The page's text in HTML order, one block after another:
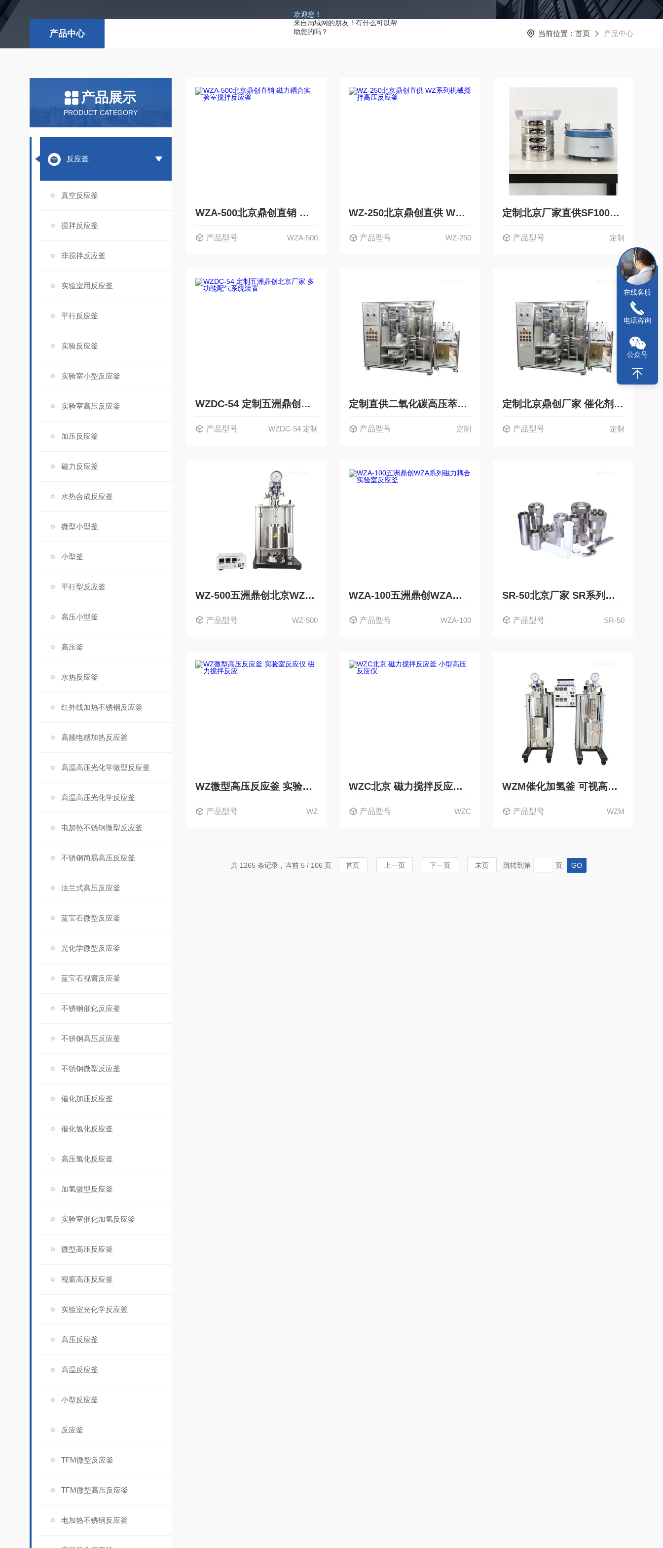
欢迎您！
来自局域网的朋友！有什么可以帮
助您的吗？
产品中心 当前位置： 首页 产品中心
产品展示
PRODUCT CATEGORY
反应釜
真空反应釜
搅拌反应釜
非搅拌反应釜
实验室用反应釜
平行反应釜
实验反应釜
实验室小型反应釜
实验室高压反应釜
加压反应釜
磁力反应釜
水热合成反应釜
微型小型釜
小型釜
平行型反应釜
高压小型釜
高压釜
水热反应釜
红外线加热不锈钢反应釜
高频电感加热反应釜
高温高压光化学微型反应釜
高温高压光化学反应釜
电加热不锈钢微型反应釜
不锈钢简易高压反应釜
法兰式高压反应釜
蓝宝石微型反应釜
光化学微型反应釜
蓝宝石视窗反应釜
不锈钢催化反应釜
不锈钢高压反应釜
不锈钢微型反应釜
催化加压反应釜
催化氢化反应釜
高压氢化反应釜
加氢微型反应釜
实验室催化加氢反应釜
微型高压反应釜
视窗高压反应釜
实验室光化学反应釜
高压反应釜
高温反应釜
小型反应釜
反应釜
TFM微型反应釜
TFM微型高压反应釜
电加热不锈钢反应釜
WZA-500北京鼎创直销 磁力耦合实验室搅拌反应釜
产品型号 WZA-500
WZ-250北京鼎创直供 WZ系列机械搅拌高压反应釜
产品型号 WZ-250
定制北京厂家直供SF100自动筛分仪 实验室用
产品型号 定制
WZDC-54 定制五洲鼎创北京厂家 多功能配气系统装置
产品型号 WZDC-54 定制
定制直供二氧化碳高压萃取装置超临界干燥装置
产品型号 定制
定制北京鼎创厂家 催化剂评价微反装置
产品型号 定制
WZ-500五洲鼎创北京WZ系列机械搅拌高压反应釜
产品型号 WZ-500
WZA-100五洲鼎创WZA系列磁力耦合实验室反应釜
产品型号 WZA-100
SR-50北京厂家 SR系列水热合成反应釜压力溶弹
产品型号 SR-50
WZ微型高压反应釜 实验室反应仪 磁力搅拌反应
产品型号 WZ
WZC北京 磁力搅拌反应釜 小型高压反应仪
产品型号 WZC
WZM催化加氢釜 可视高压反应釜 实验室
产品型号 WZM
共 1265 条记录，当前 5 / 106 页 首页 上一页 下一页 末页 跳转到第 页
在线客服
电话咨询
公众号